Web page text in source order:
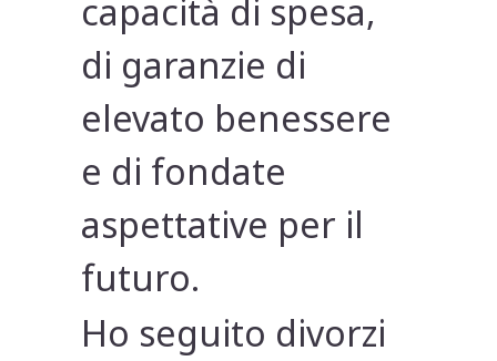
capacità di spesa,
di garanzie di
elevato benessere
e di fondate
aspettative per il
futuro.
Ho seguito divorzi